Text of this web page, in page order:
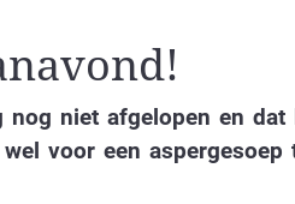
nog niet afgelopen en
voor een